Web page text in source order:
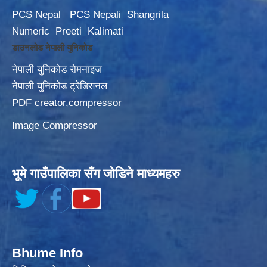
PCS Nepal PCS Nepali
Shangrila
Numeric
Preeti Kalimati
डाउनलोड नेपाली युनिकोड
नेपाली युनिकोड रोमनाइज
नेपाली युनिकोड ट्रेडिसनल
PDF creator,compressor
Image Compressor
भूमे गाउँपालिका सँग जोडिने माध्यमहरु
Bhume Info